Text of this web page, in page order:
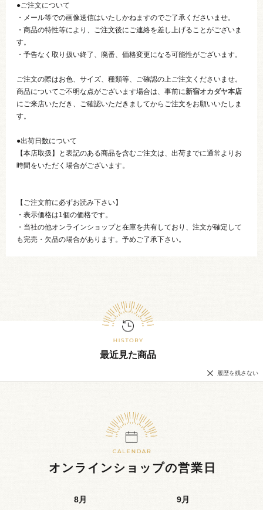
●ご注文について
・メール等での画像送信はいたしかねますのでご了承くださいませ。
・商品の特性等により、ご注文後にご連絡を差し上げることがございま
す。
・予告なく取り扱い終了、廃番、価格変更になる可能性がございます。
ご注文の際はお色、サイズ、種類等、ご確認の上ご注文くださいませ。
商品についてご不明な点がございます場合は、事前に新宿オカダヤ本店
にご来店いただき、ご確認いただきましてからご注文をお願いいたしま
す。
●出荷日数について
【本店取扱】と表記のある商品を含むご注文は、出荷までに通常よりお
時間をいただく場合がございます。
【ご注文前に必ずお読み下さい】
・表示価格は1個の価格です。
・当社の他オンラインショップと在庫を共有しており、注文が確定して
も完売・欠品の場合があります。予めご了承下さい。
最近見た商品
履歴を残さない
オンラインショップの営業日
8月 9月